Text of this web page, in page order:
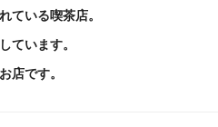
ている喫茶店。
ています。
店です。